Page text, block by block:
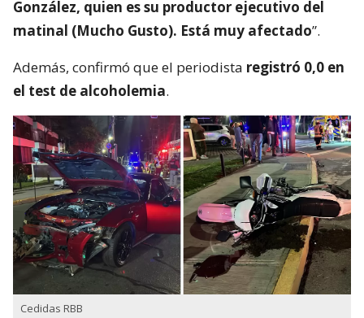
En medio del programa de Chilevisión,Francisca
directamente con el periodista. “Él está bien,
está con su mamá, está con Juan Pablo
González, quien es su productor ejecutivo del
matinal (Mucho Gusto). Está muy afectado”.
Además, confirmó que el periodistaregistró 0,0 en
el test de alcoholemia.